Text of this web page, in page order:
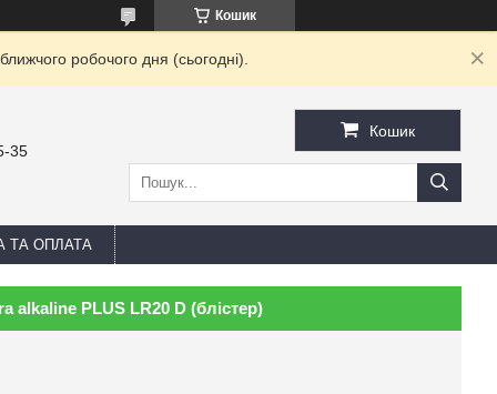
Кошик
робочого дня (сьогодні).
35
Кошик
ТА ОПЛАТА
alkaline PLUS LR20 D (блістер)